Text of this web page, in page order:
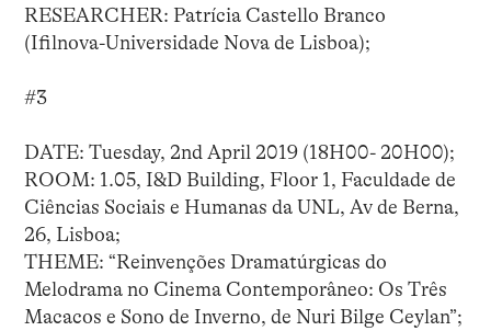
RESEARCHER: Patrícia Castello Branco
(Ifilnova-Universidade Nova de Lisboa);
#3
DATE: Tuesday, 2nd April 2019 (18H00- 20H00);
ROOM: 1.05, I&D Building, Floor 1, Faculdade de
Ciências Sociais e Humanas da UNL, Av de Berna,
26, Lisboa;
THEME: “Reinvenções Dramatúrgicas do
Melodrama no Cinema Contemporâneo: Os Três
Macacos e Sono de Inverno, de Nuri Bilge Ceylan”;